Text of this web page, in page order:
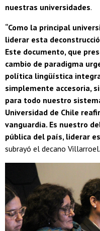
nuestras universidades.
“Como la principal
liderar esta
Este documento, que
cambio de paradigma
política lingüística
simplemente accesoria,
para todo nuestro
Universidad de Chile
vanguardia. Es nuestro
pública del país, liderar
subrayó el decano Villarroel.